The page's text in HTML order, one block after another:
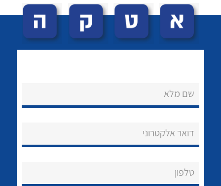
לכל מוצרי היצרן לכל מוצרי היצרן
שם מלא
דואר אלקטרוני
טלפון